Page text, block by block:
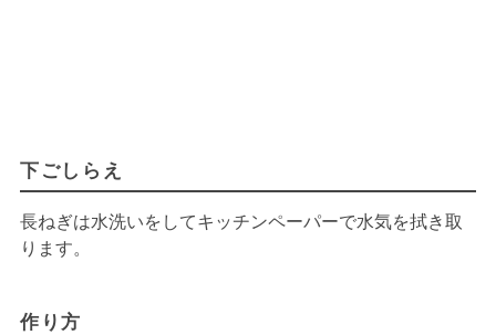
下ごしらえ
長ねぎは水洗いをしてキッチンペーパーで水気を拭き取
ります。
作り方